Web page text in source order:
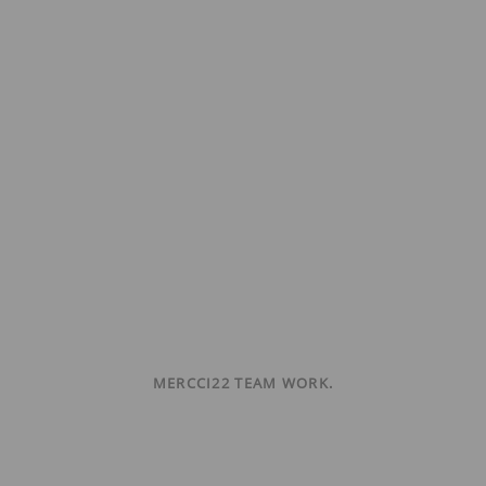
MERCCI22 TEAM WORK.